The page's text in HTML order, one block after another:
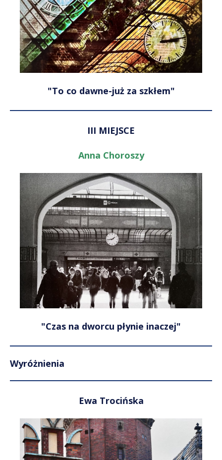
"To co dawne-już za szkłem"
III MIEJSCE
Anna Choroszy
"Czas na dworcu płynie inaczej"
Wyróżnienia
Ewa Trocińska